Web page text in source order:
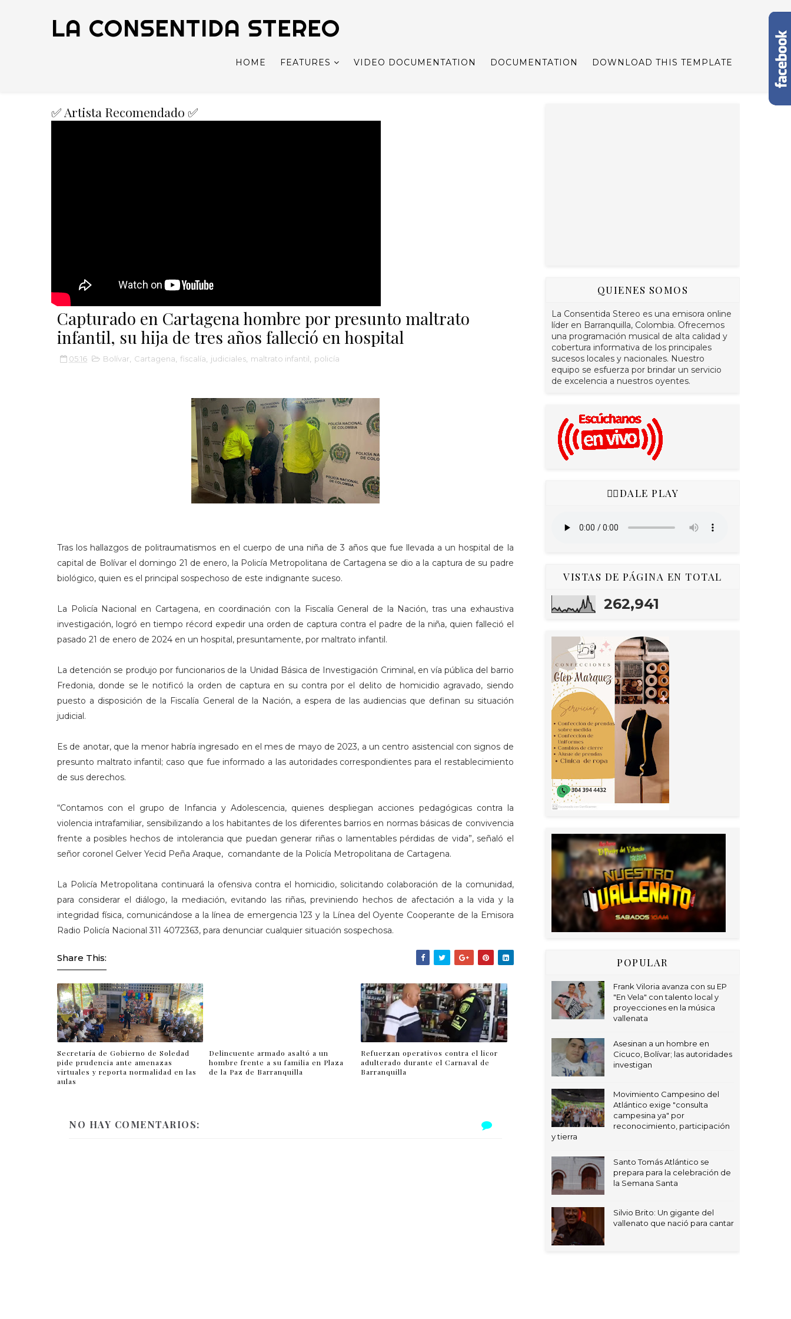
LA CONSENTIDA STEREO
HOME FEATURES VIDEO DOCUMENTATION DOCUMENTATION DOWNLOAD THIS TEMPLATE
✅ Artista Recomendado ✅
Capturado en Cartagena hombre por presunto maltrato
infantil, su hija de tres años falleció en hospital
05:16 Bolívar Cartagena fiscalía judiciales maltrato infantil policía
Tras los hallazgos de politraumatismos en el cuerpo de una niña de 3 años que fue llevada a un hospital de la
capital de Bolívar el domingo 21 de enero, la Policía Metropolitana de Cartagena se dio a la captura de su padre
biológico, quien es el principal sospechoso de este indignante suceso.
La Policía Nacional en Cartagena, en coordinación con la Fiscalía General de la Nación, tras una exhaustiva
investigación, logró en tiempo récord expedir una orden de captura contra el padre de la niña, quien falleció el
pasado 21 de enero de 2024 en un hospital, presuntamente, por maltrato infantil.
La detención se produjo por funcionarios de la Unidad Básica de Investigación Criminal, en vía pública del barrio
Fredonia, donde se le notificó la orden de captura en su contra por el delito de homicidio agravado, siendo
puesto a disposición de la Fiscalía General de la Nación, a espera de las audiencias que definan su situación
judicial.
Es de anotar, que la menor habría ingresado en el mes de mayo de 2023, a un centro asistencial con signos de
presunto maltrato infantil; caso que fue informado a las autoridades correspondientes para el restablecimiento
de sus derechos.
“Contamos con el grupo de Infancia y Adolescencia, quienes despliegan acciones pedagógicas contra la
violencia intrafamiliar, sensibilizando a los habitantes de los diferentes barrios en normas básicas de convivencia
frente a posibles hechos de intolerancia que puedan generar riñas o lamentables pérdidas de vida”, señaló el
señor coronel Gelver Yecid Peña Araque, comandante de la Policía Metropolitana de Cartagena.
La Policía Metropolitana continuará la ofensiva contra el homicidio, solicitando colaboración de la comunidad,
para considerar el diálogo, la mediación, evitando las riñas, previniendo hechos de afectación a la vida y la
integridad física, comunicándose a la línea de emergencia 123 y la Línea del Oyente Cooperante de la Emisora
Radio Policía Nacional 311 4072363, para denunciar cualquier situación sospechosa.
Share This:
Secretaría de Gobierno de Soledad
pide prudencia ante amenazas
virtuales y reporta normalidad en las
aulas
Delincuente armado asaltó a un
hombre frente a su familia en Plaza
de la Paz de Barranquilla
Refuerzan operativos contra el licor
adulterado durante el Carnaval de
Barranquilla
NO HAY COMENTARIOS:
QUIENES SOMOS
La Consentida Stereo es una emisora online
líder en Barranquilla, Colombia. Ofrecemos
una programación musical de alta calidad y
cobertura informativa de los principales
sucesos locales y nacionales. Nuestro
equipo se esfuerza por brindar un servicio
de excelencia a nuestros oyentes.
👇🏻DALE PLAY
VISTAS DE PÁGINA EN TOTAL
262,941
POPULAR
Frank Viloria avanza con su EP
"En Vela" con talento local y
proyecciones en la música
vallenata
Asesinan a un hombre en
Cicuco, Bolívar; las autoridades
investigan
Movimiento Campesino del
Atlántico exige "consulta
campesina ya" por
reconocimiento, participación
y tierra
Santo Tomás Atlántico se
prepara para la celebración de
la Semana Santa
Silvio Brito: Un gigante del
vallenato que nació para cantar